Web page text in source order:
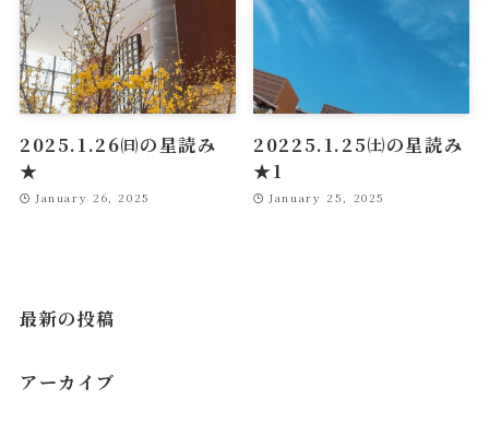
2025.1.26㈰の星読み
★
January 26, 2025
20225.1.25㈯の星読み
★1
January 25, 2025
最新の投稿
アーカイブ